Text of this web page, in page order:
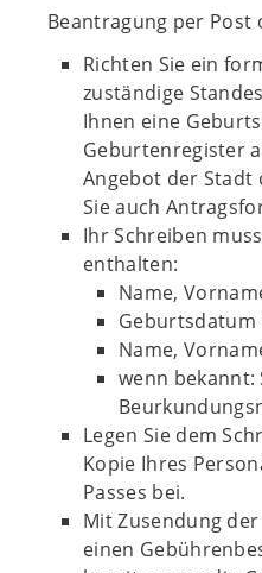
Beantragung per Post
Richten Sie ein
zuständige
Ihnen eine
Geburtenregister
Angebot der Stadt
Sie auch
Ihr Schreiben
enthalten:
Name,
Name,
wenn bekannt:
Legen Sie dem
Kopie Ihres
Passes bei.
Mit Zusendung
einen